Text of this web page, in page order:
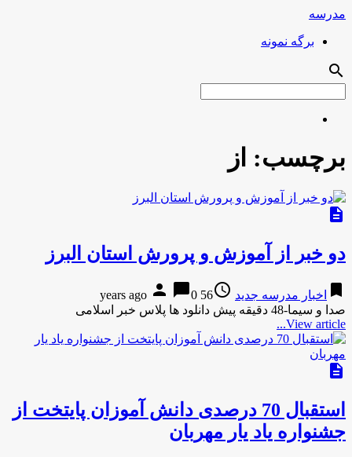
مدرسه
برگه نمونه
search
برچسب: از
description
دو خبر از آموزش و پرورش استان البرز
bookmark اخبار مدرسه جدید access_time
56 years ago
person chat_bubble0
صدا و سیما-48 دقیقه پیش دانلود ها پلاس خبر اسلامی
View article...
description
استقبال 70 درصدی دانش آموزان پایتخت از
جشنواره یاد یار مهربان